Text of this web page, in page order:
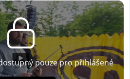
pouze pro přihlášené